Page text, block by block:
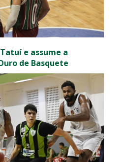
e assume a
de Basquete